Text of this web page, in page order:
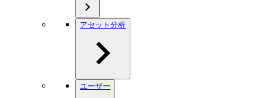
アセット分析
ユーザー